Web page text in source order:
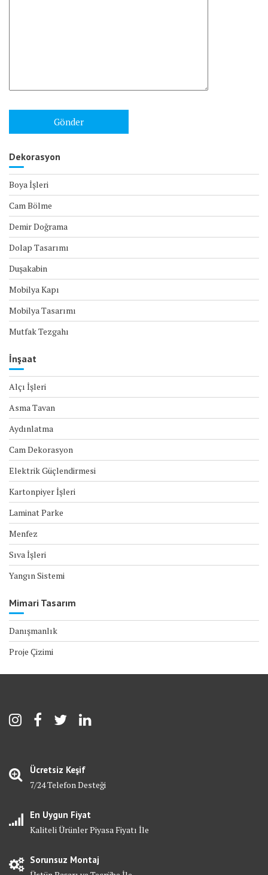
Dekorasyon
Boya İşleri
Cam Bölme
Demir Doğrama
Dolap Tasarımı
Duşakabin
Mobilya Kapı
Mobilya Tasarımı
Mutfak Tezgahı
İnşaat
Alçı İşleri
Asma Tavan
Aydınlatma
Cam Dekorasyon
Elektrik Güçlendirmesi
Kartonpiyer İşleri
Laminat Parke
Menfez
Sıva İşleri
Yangın Sistemi
Mimari Tasarım
Danışmanlık
Proje Çizimi
Ücretsiz Keşif
7/24 Telefon Desteği
En Uygun Fiyat
Kaliteli Ürünler Piyasa Fiyatı İle
Sorunsuz Montaj